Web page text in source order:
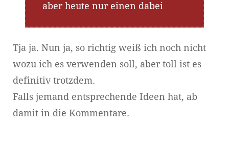
aber heute nur einen dabei
Tja ja. Nun ja, so richtig weiß ich noch nicht
wozu ich es verwenden soll, aber toll ist es
definitiv trotzdem.
Falls jemand entsprechende Ideen hat, ab
damit in die Kommentare.